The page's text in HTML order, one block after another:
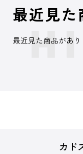
最近見た
最近見た商品があり
カド